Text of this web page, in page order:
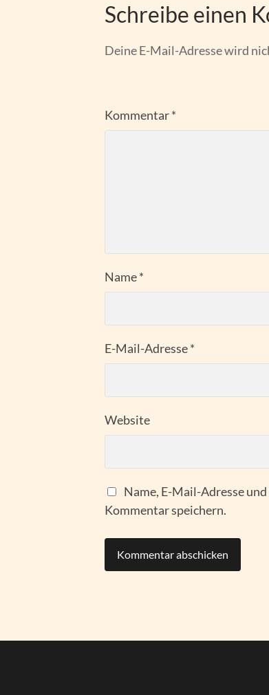
Schreibe einen
Deine E-Mail-Adresse wird
Kommentar*
Name*
E-Mail-Adresse*
Website
Name, E-Mail-Adresse
Kommentar speichern.